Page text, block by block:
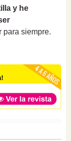
y he
para siempre.